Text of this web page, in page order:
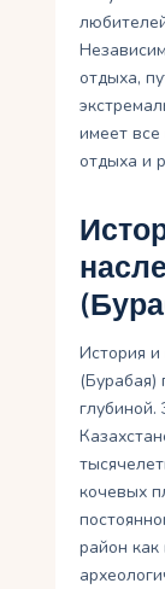
отдыха,
имеет
отдыха и
История и
(Бурабая)
кочевых
район